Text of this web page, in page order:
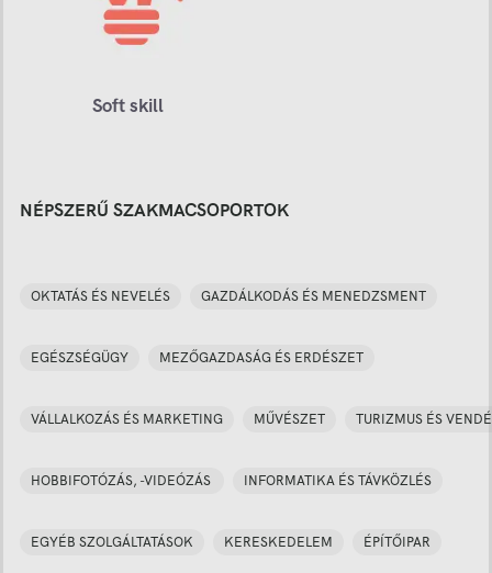
Soft skill
NÉPSZERŰ SZAKMACSOPORTOK
OKTATÁS ÉS NEVELÉS GAZDÁLKODÁS ÉS MENEDZSMENT
EGÉSZSÉGÜGY MEZŐGAZDASÁG ÉS ERDÉSZET
VÁLLALKOZÁS ÉS MARKETING MŰVÉSZET TURIZMUS ÉS
HOBBIFOTÓZÁS, -VIDEÓZÁS INFORMATIKA ÉS TÁVKÖZLÉS
EGYÉB SZOLGÁLTATÁSOK KERESKEDELEM ÉPÍTŐIPAR